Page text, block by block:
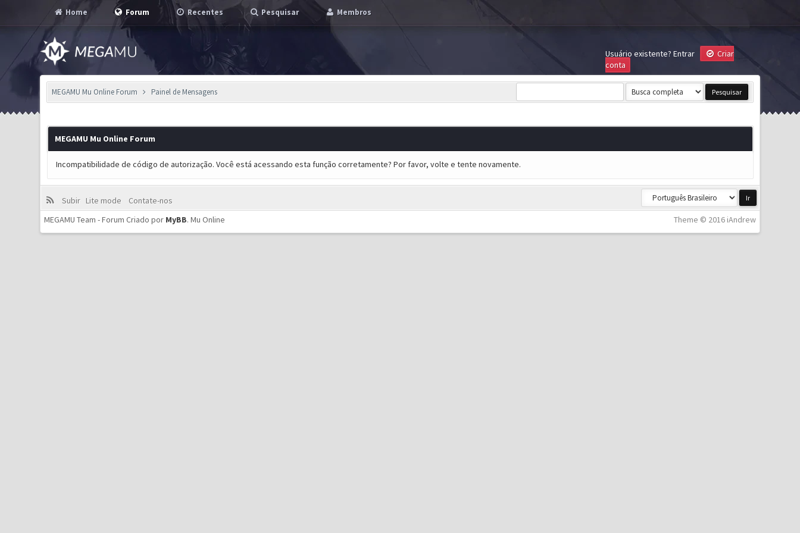
Home Forum Recentes Pesquisar Membros
Usuário existente? Entrar
Criar
conta
MEGAMU Mu Online Forum Painel de Mensagens
MEGAMU Mu Online Forum
Incompatibilidade de código de autorização. Você está acessando esta função corretamente? Por favor, volte e tente novamente.
Subir Lite mode
Contate-nos
Theme © 2016 iAndrew
MEGAMU Team - Forum Criado por MyBB.Mu Online